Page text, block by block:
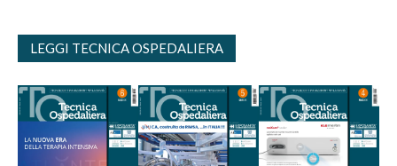
LEGGI TECNICA OSPEDALIERA